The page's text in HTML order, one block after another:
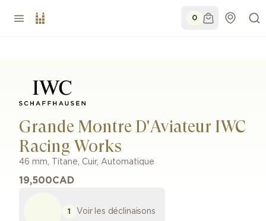
0
Grande Montre D'Aviateur IWC
Racing Works
46 mm, Titane, Cuir, Automatique
19,500CAD
1 Voir les déclinaisons